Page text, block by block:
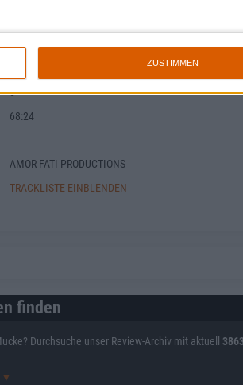
ZUSTIMMEN
GIB DIE ERSTE WERTUNG AB!
8
68:24
AMOR FATI PRODUCTIONS
TRACKLISTE EINBLENDEN
finden
Durchsuche unser Review-Archiv mit aktuell
▼︎